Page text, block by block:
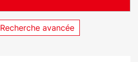
Recherche avancée